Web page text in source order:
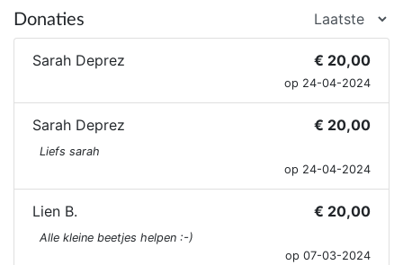
Donaties
Sarah Deprez € 20,00
op 24-04-2024
Sarah Deprez € 20,00
Liefs sarah
op 24-04-2024
Lien B. € 20,00
Alle kleine beetjes helpen :-)
op 07-03-2024